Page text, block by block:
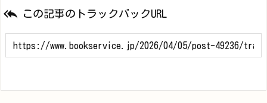
 この記事のトラックバックURL